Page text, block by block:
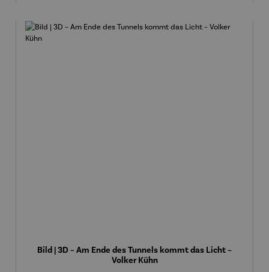
Bild | 3D – Am Ende des Tunnels kommt das Licht –
Volker Kühn